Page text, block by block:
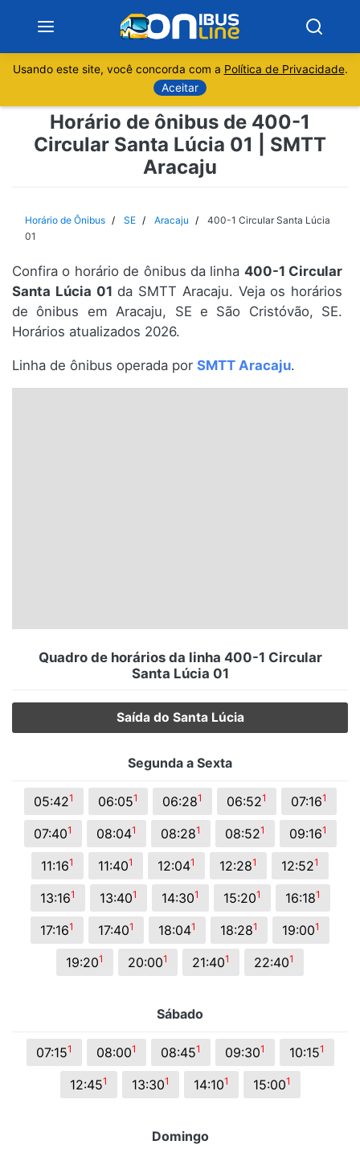
Sobre
Espírito Santo
Paraná
Santa Catarina
Usando este site, você concorda com a Política de Privacidade.
Aceitar
Horário de ônibus de 400-1
Circular Santa Lúcia 01 | SMTT
Aracaju
Horário de Ônibus SE Aracaju
400-1 Circular Santa Lúcia
01
Confira o horário de ônibus da linha 400-1 Circular
Santa Lúcia 01 da SMTT Aracaju. Veja os horários
de ônibus em Aracaju, SE e São Cristóvão, SE.
Horários atualizados 2026.
Linha de ônibus operada por SMTT Aracaju.
Quadro de horários da linha 400-1 Circular
Santa Lúcia 01
Saída do Santa Lúcia
Segunda a Sexta
05:421 06:051 06:281 06:521 07:161
07:401 08:041 08:281 08:521 09:161
11:161 11:401 12:041 12:281 12:521
13:161 13:401 14:301 15:201 16:181
17:161 17:401 18:041 18:281 19:001
19:201 20:001 21:401 22:401
Sábado
07:151 08:001 08:451 09:301 10:151
12:451 13:301 14:101 15:001
Domingo